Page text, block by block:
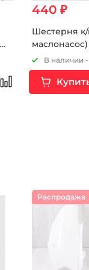
440 ₽
Шестерня
маслонасос)
В наличии -
Распродажа